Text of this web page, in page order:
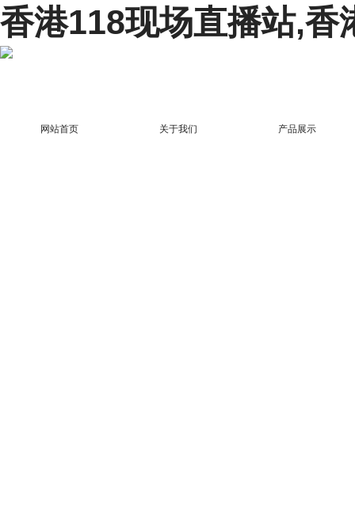
香港118现场直播站,香
网站首页 关于我们 产品展示